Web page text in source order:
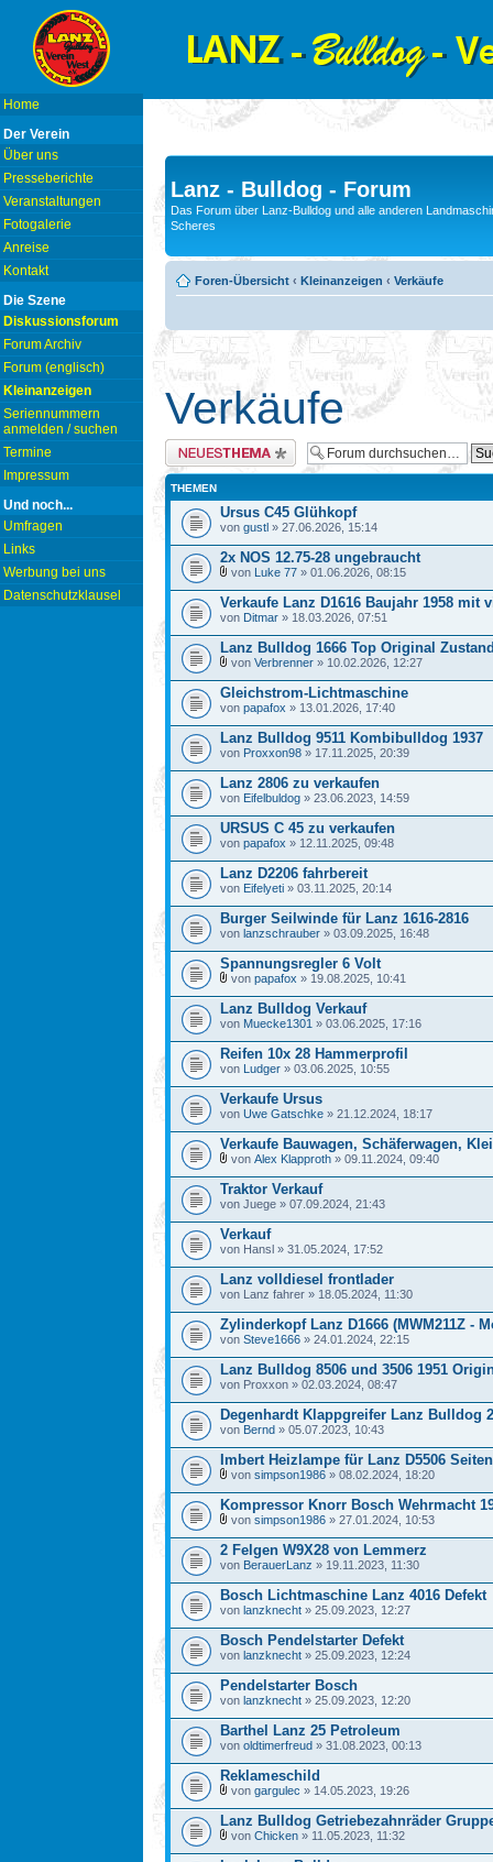
Home
Der Verein
Über uns
Presseberichte
Veranstaltungen
Fotogalerie
Anreise
Kontakt
Die Szene
Diskussionsforum
Forum Archiv
Forum (englisch)
Kleinanzeigen
Seriennummern
anmelden / suchen
Termine
Impressum
Und noch...
Umfragen
Links
Werbung bei uns
Datenschutzklausel
Lanz - Bulldog - Forum
Das Forum über Lanz-Bulldog und alle anderen
Scheres
Foren-Übersicht ‹ Kleinanzeigen ‹ Verkäufe
Verkäufe
Neues Thema erstellen
THEMEN
Ursus C45 Glühkopf
von gustl » 27.06.2026, 15:14
2x NOS 12.75-28 ungebraucht
von Luke 77 » 01.06.2026, 08:15
Verkaufe Lanz D1616 Baujahr 1958 mit
von Ditmar » 18.03.2026, 07:51
Lanz Bulldog 1666 Top Original
von Verbrenner » 10.02.2026, 12:27
Gleichstrom-Lichtmaschine
von papafox » 13.01.2026, 17:40
Lanz Bulldog 9511 Kombibulldog 1937
von Proxxon98 » 17.11.2025, 20:39
Lanz 2806 zu verkaufen
von Eifelbuldog » 23.06.2023, 14:59
URSUS C 45 zu verkaufen
von papafox » 12.11.2025, 09:48
Lanz D2206 fahrbereit
von Eifelyeti » 03.11.2025, 20:14
Burger Seilwinde für Lanz 1616-2816
von lanzschrauber » 03.09.2025, 16:48
Spannungsregler 6 Volt
von papafox » 19.08.2025, 10:41
Lanz Bulldog Verkauf
von Muecke1301 » 03.06.2025, 17:16
Reifen 10x 28 Hammerprofil
von Ludger » 03.06.2025, 10:55
Verkaufe Ursus
von Uwe Gatschke » 21.12.2024, 18:17
Verkaufe Bauwagen, Schäferwagen,
von Alex Klapproth » 09.11.2024, 09:40
Traktor Verkauf
von Juege » 07.09.2024, 21:43
Verkauf
von Hansl » 31.05.2024, 17:52
Lanz volldiesel frontlader
von Lanz fahrer » 18.05.2024, 11:30
Zylinderkopf Lanz D1666 (MWM211Z -
von Steve1666 » 24.01.2024, 22:15
Lanz Bulldog 8506 und 3506 1951
von Proxxon » 02.03.2024, 08:47
Degenhardt Klappgreifer Lanz Bulldog
von Bernd » 05.07.2023, 10:43
Imbert Heizlampe für Lanz D5506
von simpson1986 » 08.02.2024, 18:20
Kompressor Knorr Bosch Wehrmacht
von simpson1986 » 27.01.2024, 10:53
2 Felgen W9X28 von Lemmerz
von BerauerLanz » 19.11.2023, 11:30
Bosch Lichtmaschine Lanz 4016 Defekt
von lanzknecht » 25.09.2023, 12:27
Bosch Pendelstarter Defekt
von lanzknecht » 25.09.2023, 12:24
Pendelstarter Bosch
von lanzknecht » 25.09.2023, 12:20
Barthel Lanz 25 Petroleum
von oldtimerfreud » 31.08.2023, 00:13
Reklameschild
von gargulec » 14.05.2023, 19:26
Lanz Bulldog Getriebezahnräder
von Chicken » 11.05.2023, 11:32